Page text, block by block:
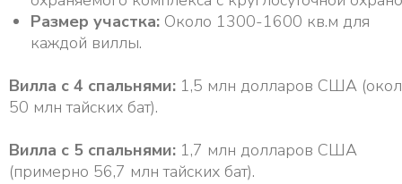
Размер участка: Около 1300-1600 кв.м для
каждой виллы.
Вилла с 4 спальнями: 1,5 млн долларов США
50 млн тайских бат).
Вилла с 5 спальнями: 1,7 млн долларов США
(примерно 56,7 млн тайских бат).